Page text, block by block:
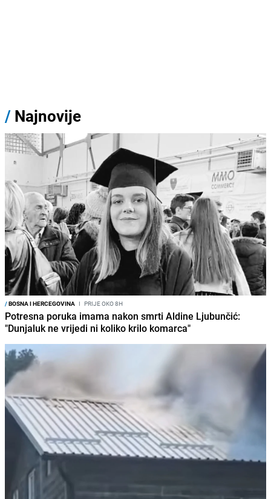
/ Najnovije
/BOSNA I HERCEGOVINA I PRIJE OKO 8H
Potresna poruka imama nakon smrti Aldine Ljubunčić:
"Dunjaluk ne vrijedi ni koliko krilo komarca"